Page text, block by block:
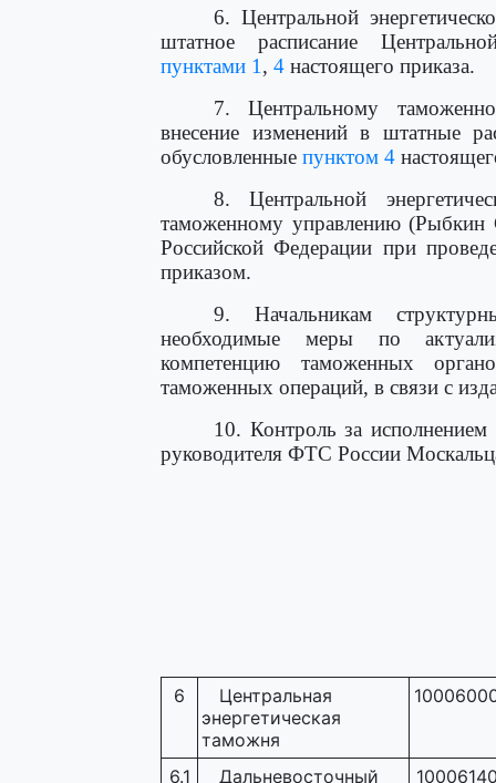
6. Центральной
штатное расписание
пунктами 1 , 4 настоящего приказа.
7. Центральному
внесение изменений в штатные
обусловленные пунктом 4
8. Центральной
таможенному управлению (Рыбкин
Российской Федерации при
приказом.
9. Начальникам
необходимые меры по
компетенцию таможенных
таможенных операций, в связи с
10. Контроль за исполнением
руководителя ФТС России
6
Центральная
энергетическая
таможня
6.1 Дальневосточный